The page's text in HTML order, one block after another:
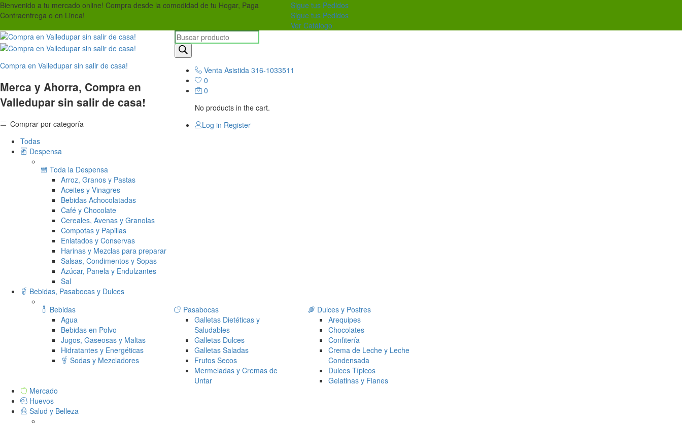
Bienvenido a tu mercado online! Compra desde la comodidad de tu Hogar, Paga
Contraentrega o en Linea!
Sigue tus Pedidos
Sigue tus Pedidos
Ver Catálogo
Compra en Valledupar sin salir de casa!
Merca y Ahorra, Compra en
Valledupar sin salir de casa!
Comprar por categoría
Todas
Despensa
Toda la Despensa
Arroz, Granos y Pastas
Aceites y Vinagres
Bebidas Achocolatadas
Café y Chocolate
Cereales, Avenas y Granolas
Compotas y Papillas
Enlatados y Conservas
Harinas y Mezclas para preparar
Salsas, Condimentos y Sopas
Azúcar, Panela y Endulzantes
Sal
Bebidas, Pasabocas y Dulces
Bebidas
Agua
Bebidas en Polvo
Jugos, Gaseosas y Maltas
Hidratantes y Energéticas
Sodas y Mezcladores
Pasabocas
Galletas Dietéticas y
Saludables
Galletas Dulces
Galletas Saladas
Frutos Secos
Mermeladas y Cremas de
Untar
Dulces y Postres
Arequipes
Chocolates
Confitería
Crema de Leche y Leche
Condensada
Dulces Típicos
Gelatinas y Flanes
Mercado
Huevos
Salud y Belleza
Búsqueda
de
productos
Venta Asistida 316-1033511
0
0
No products in the cart.
Log in Register